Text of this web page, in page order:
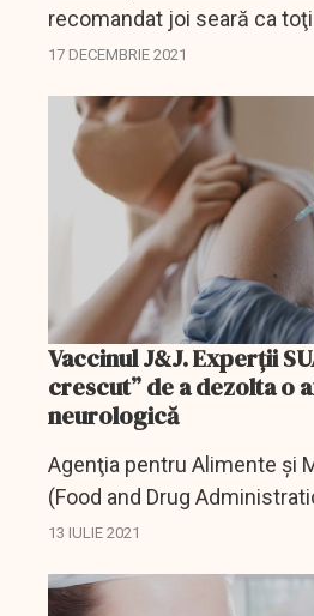
recomandat joi seară ca
vaccineze împotriva COVID-
Johnson, din cauza...
17 DECEMBRIE 2021
Vaccinul J&J. Experții
crescut” de a dezolta o
neurologică
Agenţia pentru Alimente şi
(Food and Drug
Statele Unite a avertizat luni
Barré, o afecţiune...
13 IULIE 2021